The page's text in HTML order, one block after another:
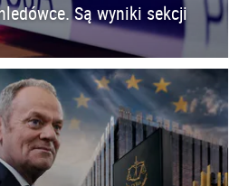
Są wyniki sekcji